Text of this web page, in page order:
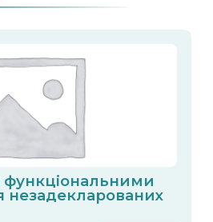
функціональними
незадекларованих